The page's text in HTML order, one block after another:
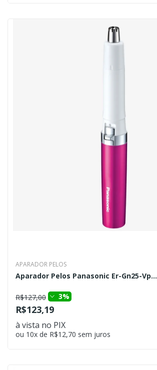
APARADOR PELOS
Aparador Pelos Panasonic Er-Gn25-Vp...
R$127,00 3%
R$123,19
à vista no PIX
ou 10x de R$12,70 sem juros